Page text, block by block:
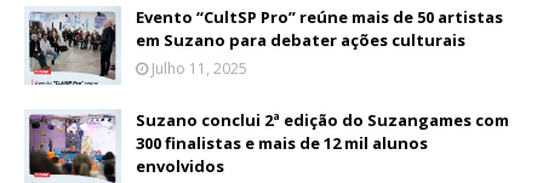
Evento “CultSP Pro” reúne mais de 50 artistas
em Suzano para debater ações culturais
Julho 11, 2025
Suzano conclui 2ª edição do Suzangames com
300 finalistas e mais de 12 mil alunos
envolvidos